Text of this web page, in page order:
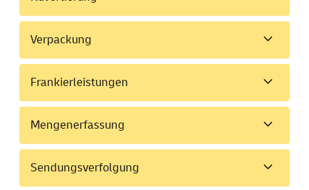
Verpackung
Frankierleistungen
Mengenerfassung
Sendungsverfolgung